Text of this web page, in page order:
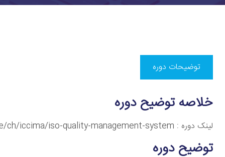
توضیحات دوره
خلاصه توضیح دوره
لینک دوره : https://skyroom.online/ch/iccima/iso-quality-management-system
توضیح دوره